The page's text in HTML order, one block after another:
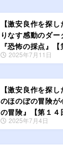
【激安良作を探
りなす感動のダ
『恐怖の採点』【
2025年7月11日
【激安良作を探
のほのぼの冒険
の冒険』【第１４
2025年7月4日